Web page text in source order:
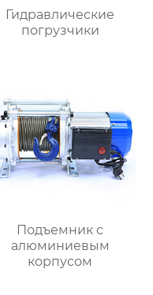
Гидравлические
погрузчики
Подъемник с
алюминиевым
корпусом